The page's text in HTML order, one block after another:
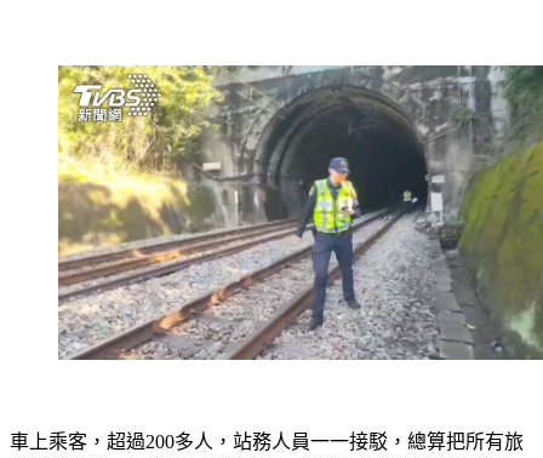
車上乘客，超過200多人，站務人員一一接駁，總算把所有旅